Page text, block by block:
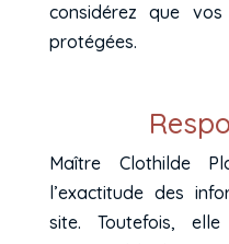
considérez que
protégées.
Maître Clothilde
l’exactitude des
site. Toutefois,